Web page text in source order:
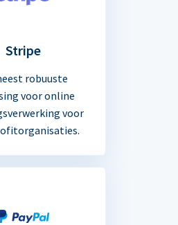
Stripe
robuuste
voor online
voor